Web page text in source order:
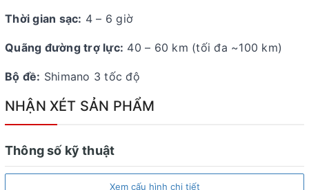
Thời gian sạc: 4 – 6 giờ
Quãng đường trợ lực: 40 – 60 km (tối đa ~100 km)
Bộ đề: Shimano 3 tốc độ
NHẬN XÉT SẢN PHẨM
Thông số kỹ thuật
Xem cấu hình chi tiết